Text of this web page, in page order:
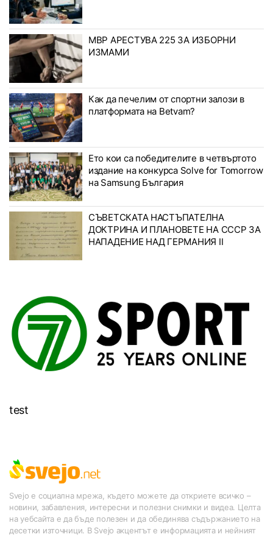
МВР АРЕСТУВА 225 ЗА ИЗБОРНИ
ИЗМАМИ
Как да печелим от спортни залози в
платформата на Betvam?
Ето кои са победителите в четвъртото
издание на конкурса Solve for Tomorrow
на Samsung България
СЪВЕТСКАТА НАСТЪПАТЕЛНА
ДОКТРИНА И ПЛАНОВЕТЕ НА СССР ЗА
НАПАДЕНИЕ НАД ГЕРМАНИЯ II
test
Svejo е социална мрежа, където можете да откриете всичко –
новини, забавления, интересни и полезни снимки и видеа. Целта
на уебсайта е да бъде полезен и да обединява съдържанието на
десетки източници. В Svejo акцентът е информацията и нейният